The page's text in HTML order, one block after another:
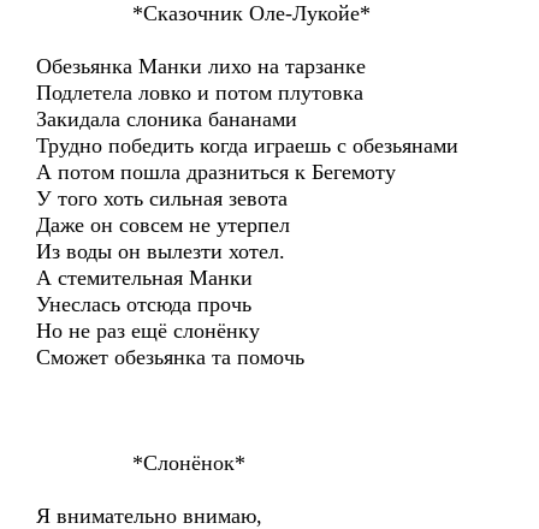
*Сказочник Оле-Лукойе*
Обезьянка Манки лихо на тарзанке
Подлетела ловко и потом плутовка
Закидала слоника бананами
Трудно победить когда играешь с обезьянами
А потом пошла дразниться к Бегемоту
У того хоть сильная зевота
Даже он совсем не утерпел
Из воды он вылезти хотел.
А стемительная Манки
Унеслась отсюда прочь
Но не раз ещё слонёнку
Сможет обезьянка та помочь
*Слонёнок*
Я внимательно внимаю,